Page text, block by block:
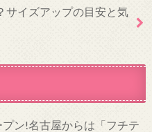
サイズアップの目安と気
ン!名古屋からは「フチテ